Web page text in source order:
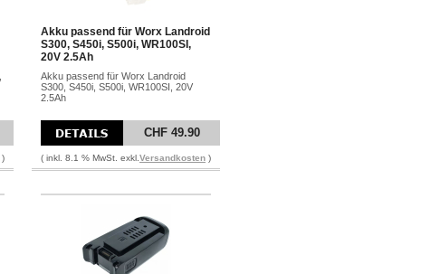
)
Akku passend für Worx Landroid
S300, S450i, S500i, WR100SI,
20V 2.5Ah
Akku passend für Worx Landroid
S300, S450i, S500i, WR100SI, 20V
2.5Ah
CHF 49.90
( inkl. 8.1 % MwSt. exkl. Versandkosten )